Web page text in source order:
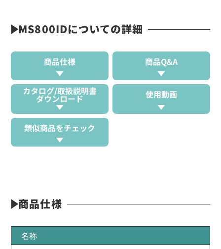
MS800IDについての詳細
商品仕様 商品Q&A
カタログ/取扱説明書
ダウンロード 使用動画
類似商品をチェック
商品仕様
名称